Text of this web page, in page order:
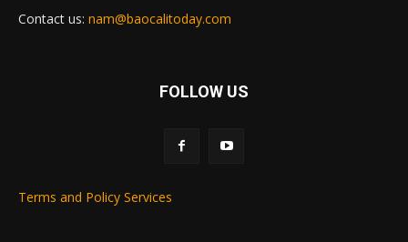
Contact us: nam@baocalitoday.com
FOLLOW US
Terms and Policy Services